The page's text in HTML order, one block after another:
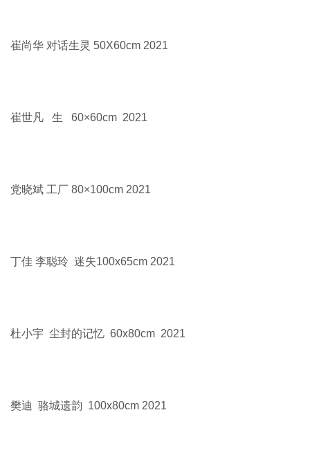
崔尚华 对话生灵 50X60cm 2021
崔世凡 生 60×60cm 2021
党晓斌 工厂 80×100cm 2021
丁佳 李聪玲 迷失100x65cm 2021
杜小宇 尘封的记忆 60x80cm 2021
樊迪 骆城遗韵 100x80cm 2021